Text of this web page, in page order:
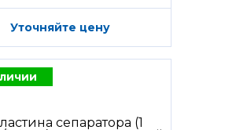
Уточняйте цену